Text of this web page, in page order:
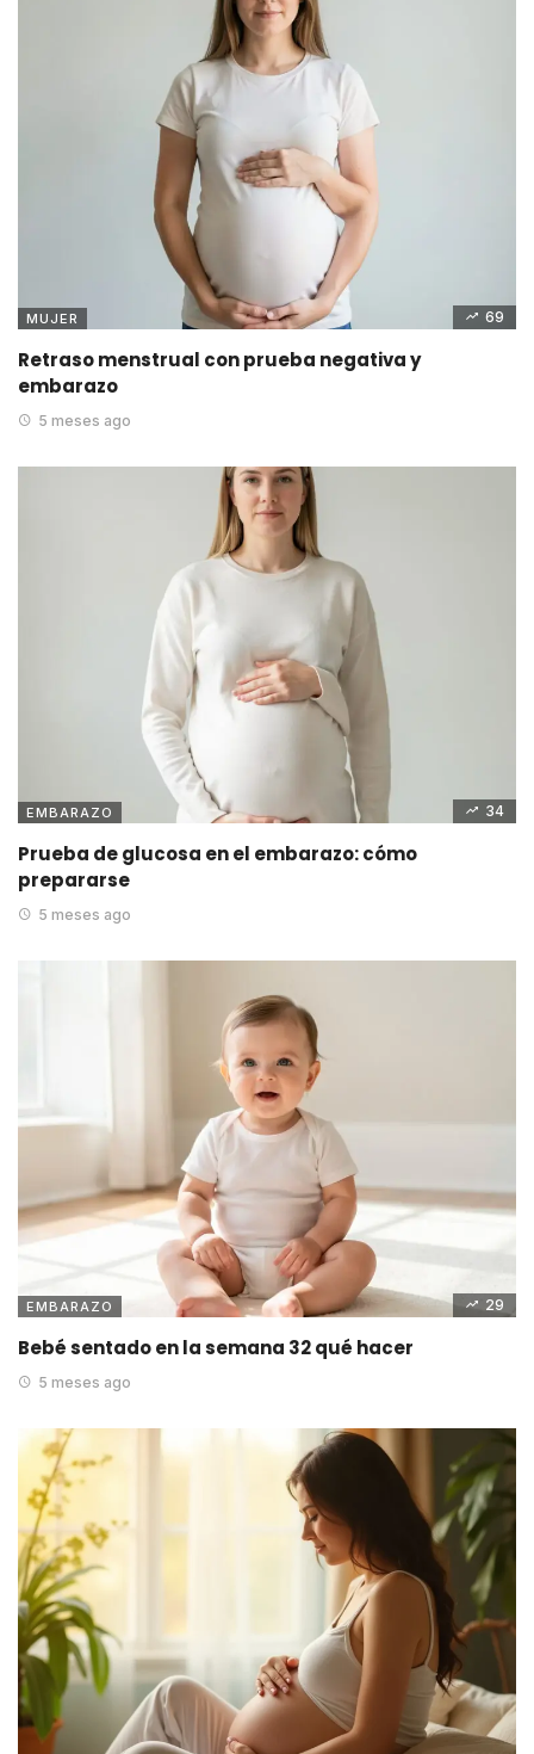
MUJER 69
Retraso menstrual con prueba negativa y
embarazo
5 meses ago
EMBARAZO 34
Prueba de glucosa en el embarazo: cómo
prepararse
5 meses ago
EMBARAZO 29
Bebé sentado en la semana 32 qué hacer
5 meses ago